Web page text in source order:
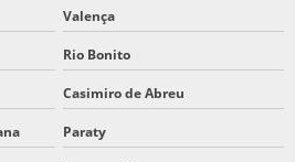
Valença
Rio Bonito
Casimiro de Abreu
Paraty